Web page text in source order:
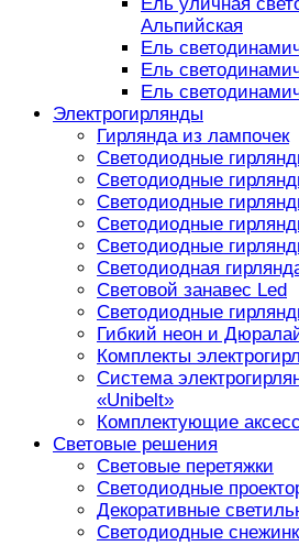
Альпийская
Ель
Ель
Ель
Электрогирлянды
Гирлянда из лампочек
Светодиодные
Светодиодные
Светодиодные
Светодиодные
Светодиодные
Светодиодная
Световой занавес Led
Светодиодные
Гибкий неон и
Комплекты
Система
«Unibelt»
Комплектующие
Световые решения
Световые перетяжки
Светодиодные
Декоративные
Светодиодные